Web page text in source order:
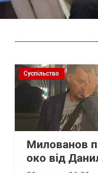
Суспільство
Милованов
око від